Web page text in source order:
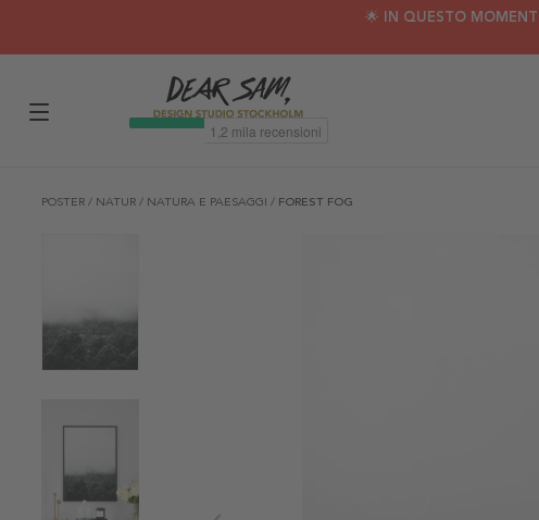
🌟 IN QUESTO
POSTER / NATUR / NATURA E PAESAGGI / FOREST FOG